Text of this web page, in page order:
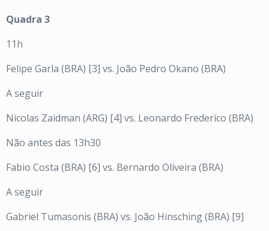
Quadra 3
11h
Felipe Garla (BRA) [3] vs. João Pedro Okano (BRA)
A seguir
Nicolas Zaidman (ARG) [4] vs. Leonardo Frederico (BRA)
Não antes das 13h30
Fabio Costa (BRA) [6] vs. Bernardo Oliveira (BRA)
A seguir
Gabriel Tumasonis (BRA) vs. João Hinsching (BRA) [9]